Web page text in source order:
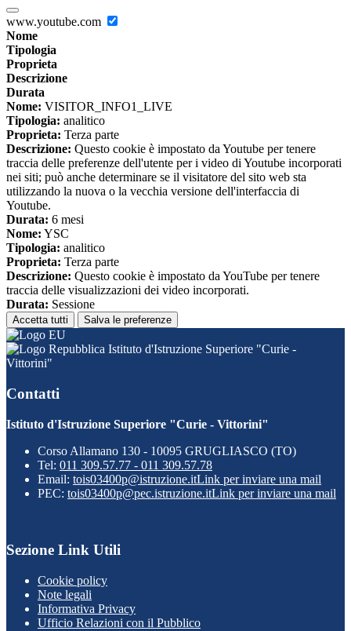
www.youtube.com
Nome
Tipologia
Proprieta
Descrizione
Durata
Nome: VISITOR_INFO1_LIVE
Tipologia: analitico
Proprieta: Terza parte
Descrizione: Questo cookie è impostato da Youtube per tenere
traccia delle preferenze dell'utente per i video di Youtube incorporati
nei siti; può anche determinare se il visitatore del sito web sta
utilizzando la nuova o la vecchia versione dell'interfaccia di
Youtube.
Durata: 6 mesi
Nome: YSC
Tipologia: analitico
Proprieta: Terza parte
Descrizione: Questo cookie è impostato da YouTube per tenere
traccia delle visualizzazioni dei video incorporati.
Durata: Sessione
Accetta tutti Salva le preferenze
Istituto d'Istruzione Superiore "Curie -
Vittorini"
Contatti
Istituto d'Istruzione Superiore "Curie - Vittorini"
Corso Allamano 130 - 10095 GRUGLIASCO (TO)
Tel: 011 309.57.77 - 011 309.57.78
Email: tois03400p@istruzione.itLink per inviare una mail
PEC: tois03400p@pec.istruzione.itLink per inviare una mail
Sezione Link Utili
Cookie policy
Note legali
Informativa Privacy
Ufficio Relazioni con il Pubblico